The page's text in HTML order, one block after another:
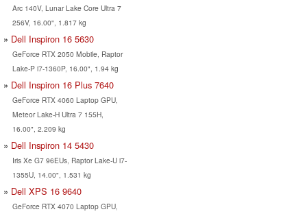
Arc 140V, Lunar Lake Core Ultra 7
256V, 16.00", 1.817 kg
Dell Inspiron 16 5630
GeForce RTX 2050 Mobile, Raptor
Lake-P i7-1360P, 16.00", 1.94 kg
Dell Inspiron 16 Plus 7640
GeForce RTX 4060 Laptop GPU,
Meteor Lake-H Ultra 7 155H,
16.00", 2.209 kg
Dell Inspiron 14 5430
Iris Xe G7 96EUs, Raptor Lake-U i7-
1355U, 14.00", 1.531 kg
Dell XPS 16 9640
GeForce RTX 4070 Laptop GPU,